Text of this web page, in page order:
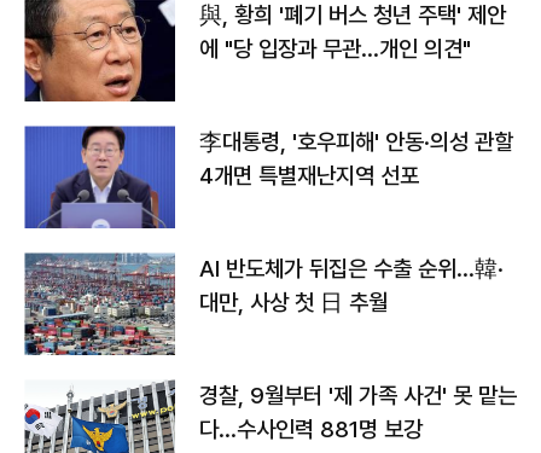
與, 황희 '폐기 버스 청년 주택' 제안
에 "당 입장과 무관…개인 의견"
李대통령, '호우피해' 안동·의성 관할
4개면 특별재난지역 선포
AI 반도체가 뒤집은 수출 순위…韓·
대만, 사상 첫 日 추월
경찰, 9월부터 '제 가족 사건' 못 맡는
다…수사인력 881명 보강